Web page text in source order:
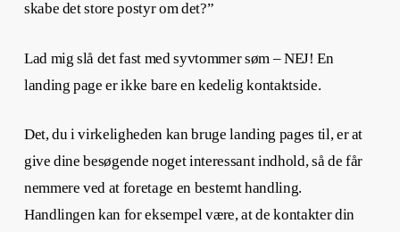
skabe det store postyr om det?”
Lad mig slå det fast med syvtommer søm – NEJ! En
landing page er ikke bare en kedelig kontaktside.
Det, du i virkeligheden kan bruge landing pages til, er at
give dine besøgende noget interessant indhold, så de får
nemmere ved at foretage en bestemt handling.
Handlingen kan for eksempel være, at de kontakter din